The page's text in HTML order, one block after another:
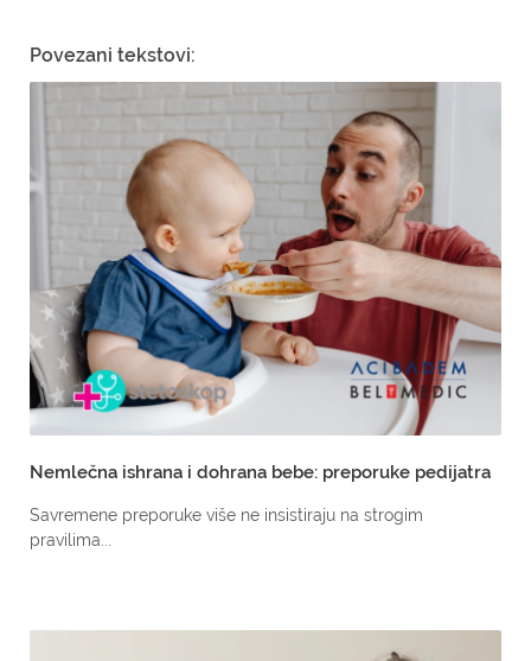
Povezani tekstovi:
Nemlečna ishrana i dohrana bebe: preporuke pedijatra
Savremene preporuke više ne insistiraju na strogim
pravilima...